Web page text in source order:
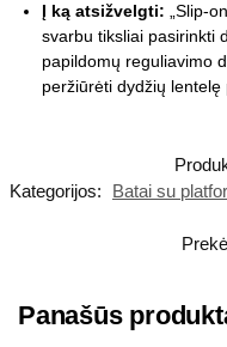
Į ką atsižvelgti: „Slip-
svarbu tiksliai pasirinkti
papildomų reguliavimo
peržiūrėti dydžių lentelę
Kategorijos:
Batai su
Panašūs